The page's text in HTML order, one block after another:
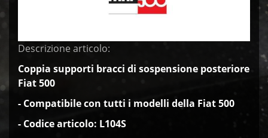
Descrizione articolo:
Coppia supporti bracci di sospensione posteriore
Fiat 500
- Compatibile con tutti i modelli della Fiat 500
- Codice articolo: L104S